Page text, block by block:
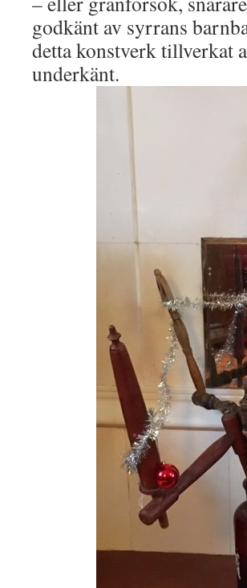
godkänt av syrrans
detta konstverk tillverkat
underkänt.